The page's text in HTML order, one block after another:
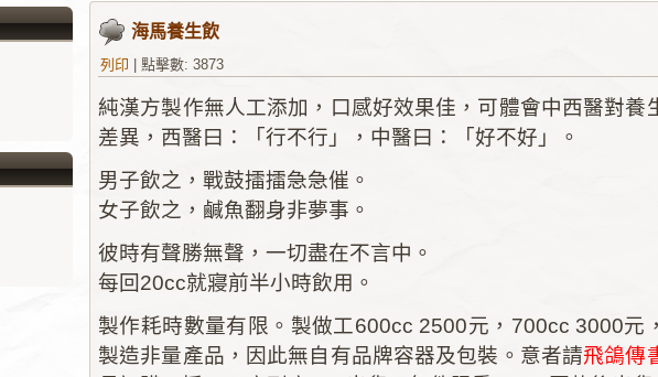
海馬養生飲
列印 點擊數: 3873
純漢方製作無人工添加，口感好效果佳，可體會中西醫對養
差異，西醫曰：「行不行」，中醫曰：「好不好」。
男子飲之，戰鼓擂擂急急催。
女子飲之，鹹魚翻身非夢事。
彼時有聲勝無聲，一切盡在不言中。
每回20cc就寢前半小時飲用。
製作耗時數量有限。製做工600cc 2500元，700cc 3000元
製造非量產品，因此無自有品牌容器及包裝。意者請飛鴿傳